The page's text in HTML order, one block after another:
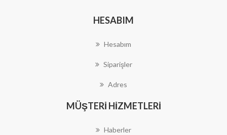
HESABIM
Hesabım
Siparişler
Adres
MÜŞTERI HIZMETLERI
Haberler